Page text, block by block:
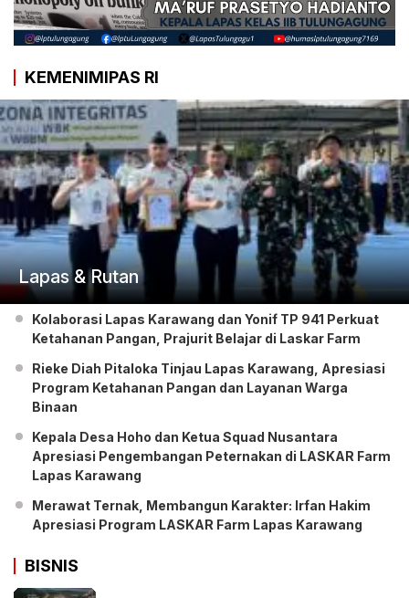
KEMENIMIPAS RI
Lapas & Rutan
Kolaborasi Lapas Karawang dan Yonif TP 941 Perkuat
Ketahanan Pangan, Prajurit Belajar di Laskar Farm
Rieke Diah Pitaloka Tinjau Lapas Karawang, Apresiasi
Program Ketahanan Pangan dan Layanan Warga
Binaan
Kepala Desa Hoho dan Ketua Squad Nusantara
Apresiasi Pengembangan Peternakan di LASKAR Farm
Lapas Karawang
Merawat Ternak, Membangun Karakter: Irfan Hakim
Apresiasi Program LASKAR Farm Lapas Karawang
BISNIS